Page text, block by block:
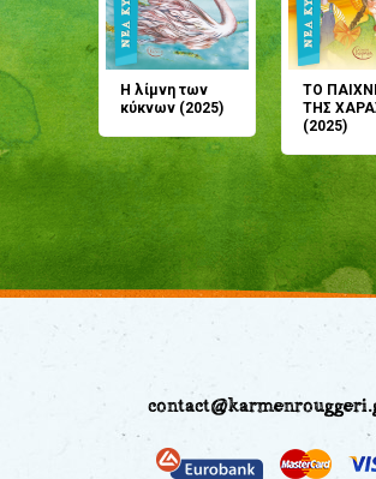
Η λίμνη των
κύκνων (2025)
ΤΟ
ΤΗΣ
(2025)